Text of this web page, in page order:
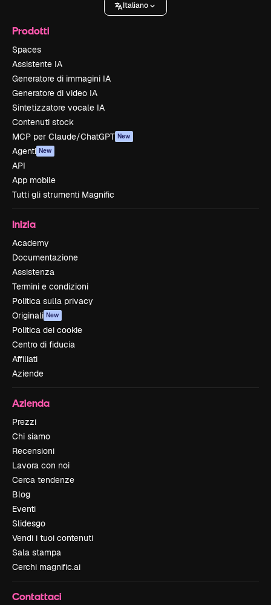
Italiano
Prodotti
Spaces
Assistente IA
Generatore di immagini IA
Generatore di video IA
Sintetizzatore vocale IA
Contenuti stock
MCP per Claude/ChatGPT New
Agenti New
API
App mobile
Tutti gli strumenti Magnific
Inizia
Academy
Documentazione
Assistenza
Termini e condizioni
Politica sulla privacy
Originali New
Politica dei cookie
Centro di fiducia
Affiliati
Aziende
Azienda
Prezzi
Chi siamo
Recensioni
Lavora con noi
Cerca tendenze
Blog
Eventi
Slidesgo
Vendi i tuoi contenuti
Sala stampa
Cerchi magnific.ai
Contattaci